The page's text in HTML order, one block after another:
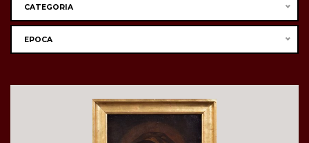
CATEGORIA
EPOCA